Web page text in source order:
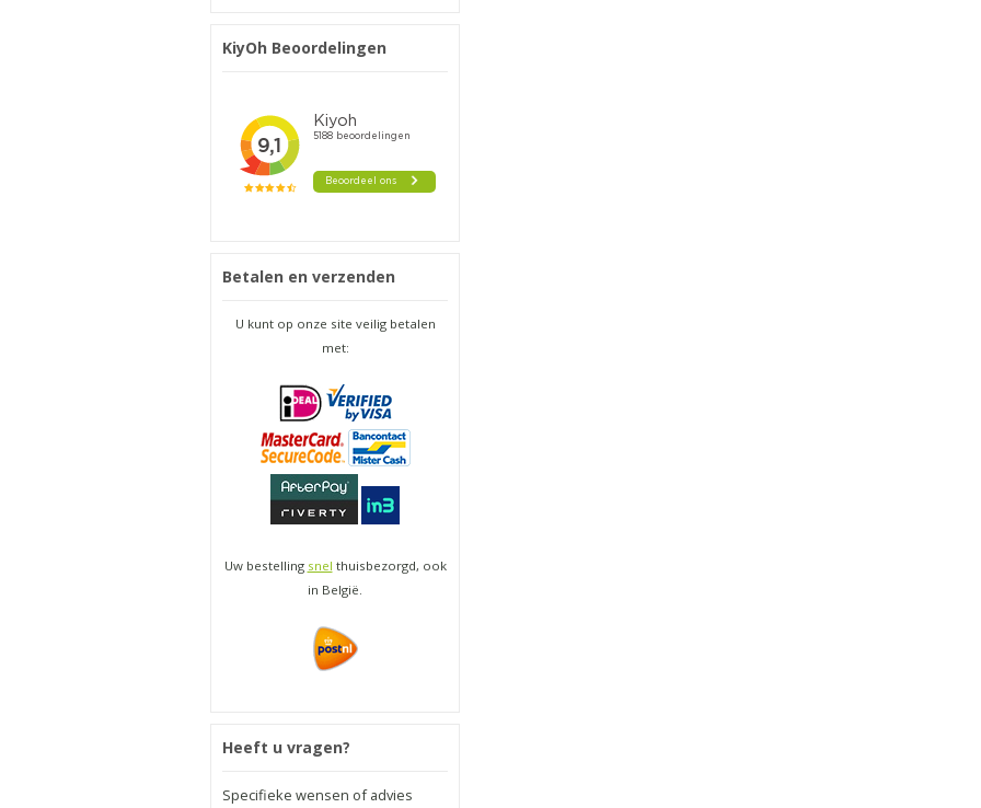
KiyOh Beoordelingen
Betalen en verzenden
U kunt op onze site veilig betalen
met:
Uw bestelling snel thuisbezorgd, ook
in België.
Heeft u vragen?
Specifieke wensen of advies